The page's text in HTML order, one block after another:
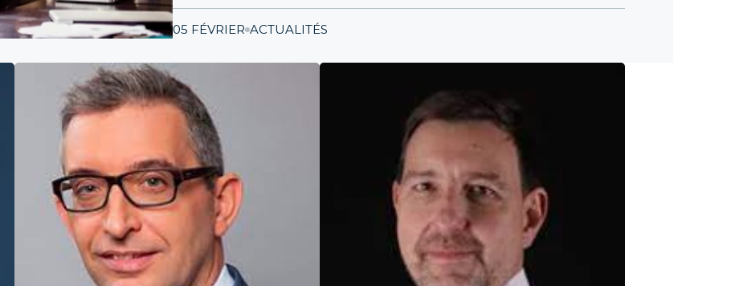
la planification à l'analyse en passant par leur expertise en BI, nos
sont à votre disposition
clés de la direction financières, nos consultants
à la fiabilité de l'information financière
votre consultant consolideur , expert en IFRS ou/et US GAAP
les principaux logiciels du marché
Finance
PMO, Chef de projet, nos consultants sont là pour la réussite
votre projet de transformation
05 FÉVRIER ACTUALITÉS